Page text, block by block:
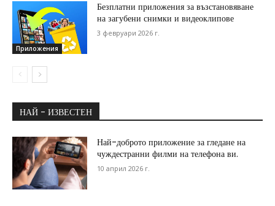
Приложения
Безплатни приложения за възстановяване
на загубени снимки и видеоклипове
3 февруари 2026 г.
НАЙ - ИЗВЕСТЕН
Най-доброто приложение за гледане на
чуждестранни филми на телефона ви.
10 април 2026 г.